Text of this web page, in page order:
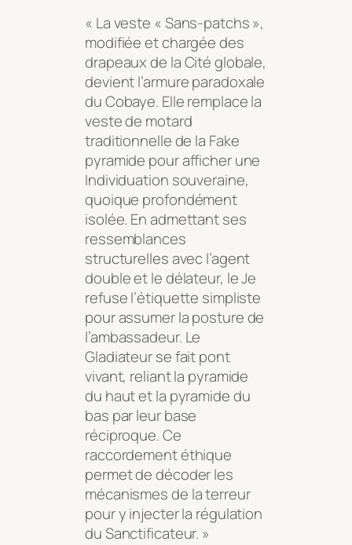
« La veste « Sans-patchs »,
modifiée et chargée des
drapeaux de la Cité globale,
devient l’armure paradoxale
du Cobaye. Elle remplace la
veste de motard
traditionnelle de la Fake
pyramide pour afficher une
Individuation souveraine,
quoique profondément
isolée. En admettant ses
ressemblances
structurelles avec l’agent
double et le délateur, le Je
refuse l’étiquette simpliste
pour assumer la posture de
l’ambassadeur. Le
Gladiateur se fait pont
vivant, reliant la pyramide
du haut et la pyramide du
bas par leur base
réciproque. Ce
raccordement éthique
permet de décoder les
mécanismes de la terreur
pour y injecter la régulation
du Sanctificateur. »